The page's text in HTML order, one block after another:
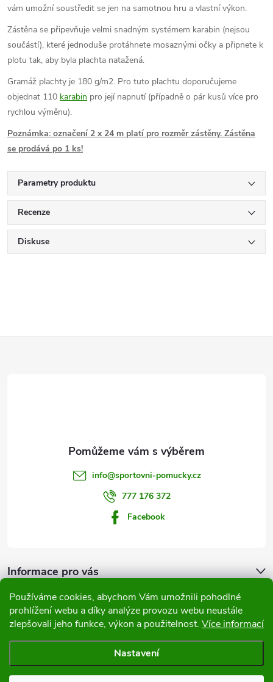
Používáme cookies, abychom Vám umožnili pohodlné
prohlížení webu a díky analýze provozu webu neustále
zlepšovali jeho funkce, výkon a použitelnost. Více informací
Nastavení
vám umožní soustředit se jen na samotnou hru a vlastní výkon.
Zástěna se připevňuje velmi snadným systémem karabin (nejsou
součástí), které jednoduše protáhnete mosaznými očky a připnete k
plotu tak, aby byla plachta natažená.
Gramáž plachty je 180 g/m2. Pro tuto plachtu doporučujeme
objednat 110 karabin pro její napnutí (případně o pár kusů více pro
rychlou výměnu).
Poznámka: označení 2 x 24 m platí pro rozměr zástěny. Zástěna
se prodává po 1 ks!
Parametry produktu
Recenze
Diskuse
info@sportovni-pomucky.cz
777 176 372
Facebook
Informace pro vás
Přijímáme online platby
Copyright 2026Sportovní pomůcky. Všechna práva vyhrazena.